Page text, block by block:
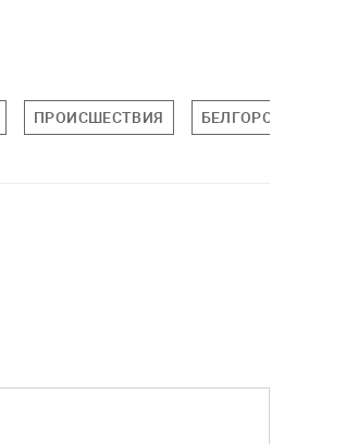
ПРОИСШЕСТВИЯ БЕЛГОРОДСКАЯ